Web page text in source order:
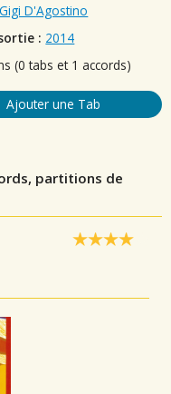
Gigi D'Agostino
: 2014
(0 tabs et 1 accords)
Ajouter une Tab
partitions de